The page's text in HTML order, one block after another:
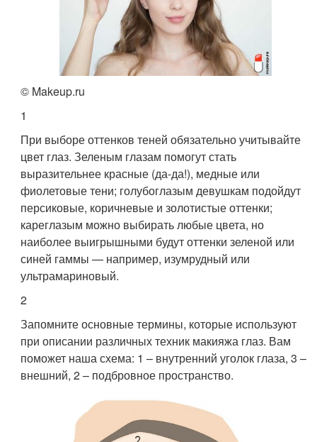
© Makeup.ru
1
При выборе оттенков теней обязательно учитывайте
цвет глаз. Зеленым глазам помогут стать
выразительнее красные (да-да!), медные или
фиолетовые тени; голубоглазым девушкам подойдут
персиковые, коричневые и золотистые оттенки;
кареглазым можно выбирать любые цвета, но
наиболее выигрышными будут оттенки зеленой или
синей гаммы — например, изумрудный или
ультрамариновый.
2
Запомните основные термины, которые используют
при описании различных техник макияжа глаз. Вам
поможет наша схема: 1 – внутренний уголок глаза, 3 –
внешний, 2 – подбровное пространство.